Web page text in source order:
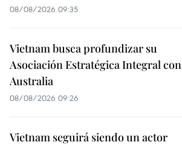
08/08/2026 09:35
Vietnam busca profundizar su
Asociación Estratégica Integral con
Australia
08/08/2026 09:26
Vietnam seguirá siendo un actor